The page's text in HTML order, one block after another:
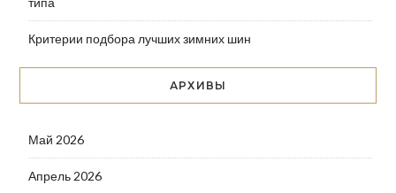
Критерии подбора лучших зимних шин
АРХИВЫ
Май 2026
Апрель 2026